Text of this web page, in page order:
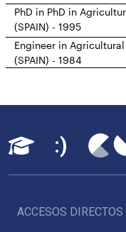
PhD in PhD in
(SPAIN) - 1995
Engineer in
(SPAIN) - 1984
ACCESOS DIRECTOS